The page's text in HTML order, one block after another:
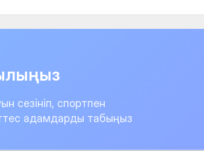
сезініп, спортпен
адамдарды табыңыз